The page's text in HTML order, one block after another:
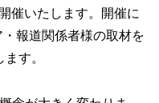
催いたします。開催に
報道関係者様の取材を
す。